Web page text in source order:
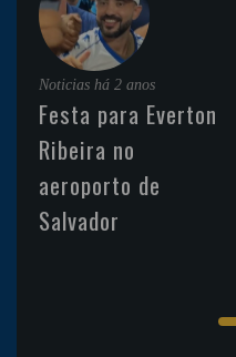
Noticias há 2 anos
Festa para Everton
Ribeira no
aeroporto de
Salvador